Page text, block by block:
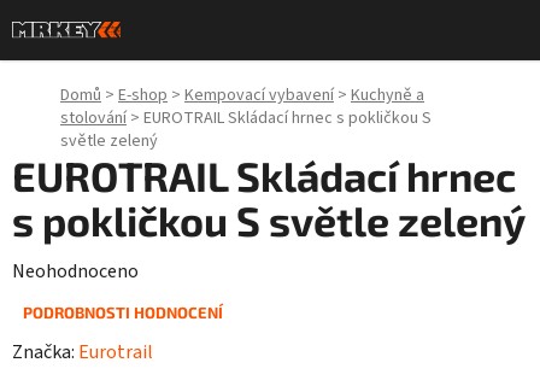
na
obsah
Domů > E-shop > Kempovací vybavení > Kuchyně a
stolování > EUROTRAIL Skládací hrnec s pokličkou S
světle zelený
EUROTRAIL Skládací hrnec
s pokličkou S světle zelený
Průměrné
hodnocení
Neohodnoceno
PODROBNOSTI HODNOCENÍ
Značka: Eurotrail